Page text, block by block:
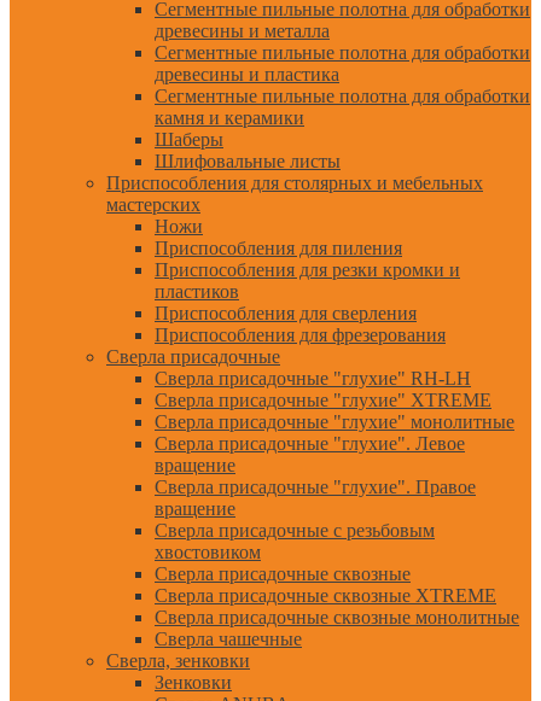
Сегментные пильные полотна для обработки
древесины и металла
Сегментные пильные полотна для обработки
древесины и пластика
Сегментные пильные полотна для обработки
камня и керамики
Шаберы
Шлифовальные листы
Приспособления для столярных и мебельных
мастерских
Ножи
Приспособления для пиления
Приспособления для резки кромки и
пластиков
Приспособления для сверления
Приспособления для фрезерования
Сверла присадочные
Сверла присадочные "глухие" RH-LH
Сверла присадочные "глухие" XTREME
Сверла присадочные "глухие" монолитные
Сверла присадочные "глухие". Левое
вращение
Сверла присадочные "глухие". Правое
вращение
Сверла присадочные с резьбовым
хвостовиком
Сверла присадочные сквозные
Сверла присадочные сквозные XTREME
Сверла присадочные сквозные монолитные
Сверла чашечные
Сверла, зенковки
Зенковки